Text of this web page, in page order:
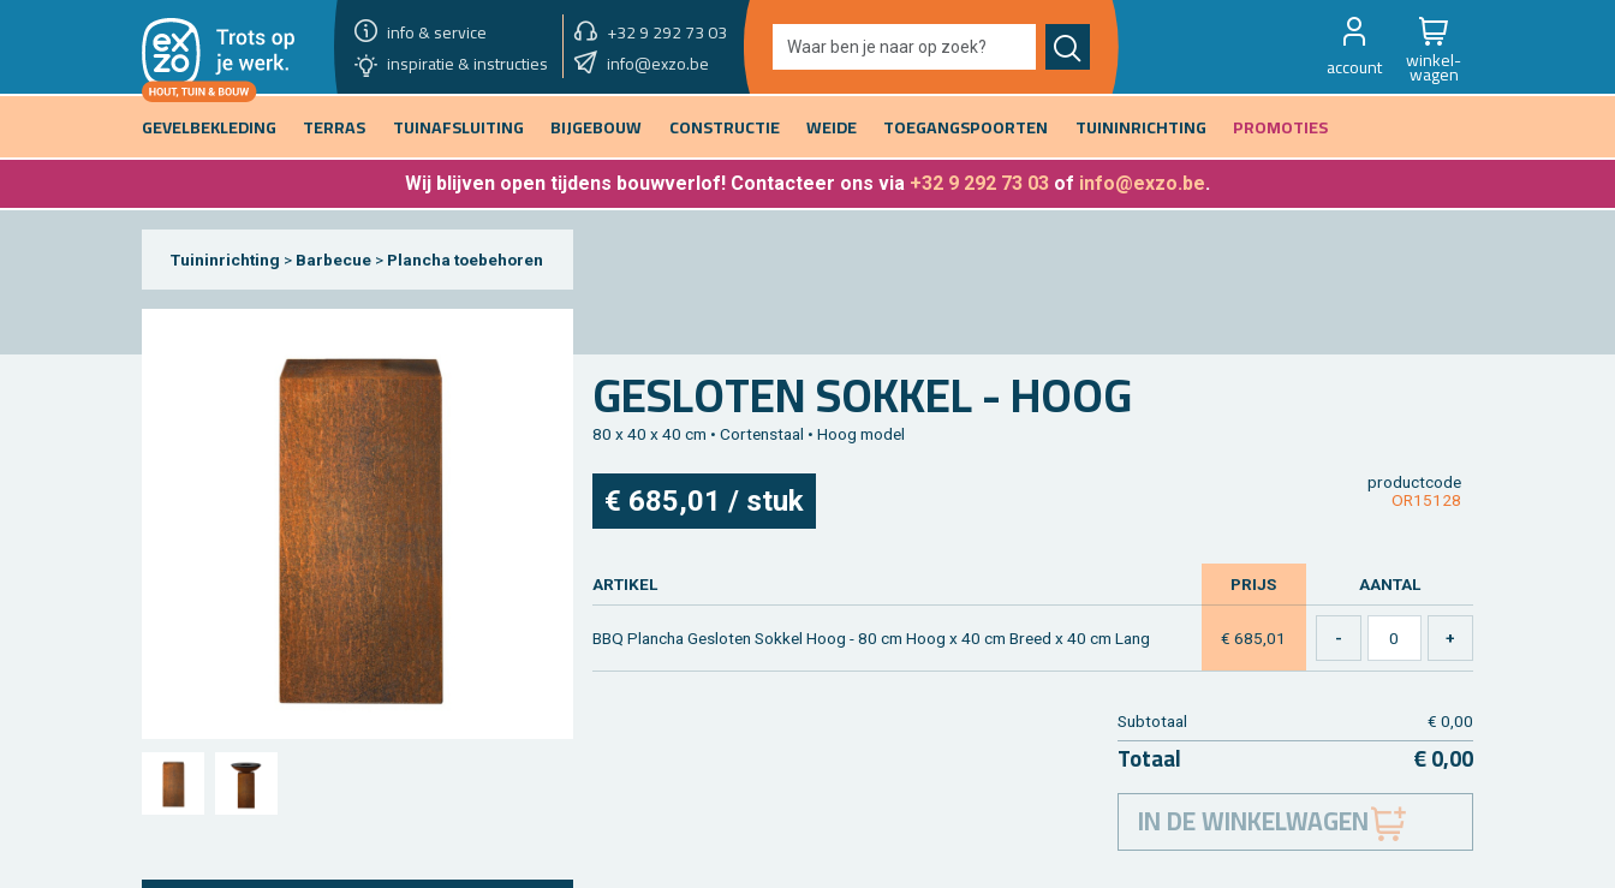
info & service +32 9 292 73 03
showroom vandaag
inspiratie & instructies
info@exzo.be 9u - 12u30 & 13u30 - 17u account winkel-
wagen
GEVELBEKLEDING
TERRAS TUINAFSLUITING BIJGEBOUW CONSTRUCTIE WEIDE TOEGANGSPOORTEN TUININRICHTING PROMOTIES
Wij blijven open tijdens bouwverlof! Contacteer ons via +32 9 292 73 03 of info@exzo.be.
Tuininrichting > Barbecue > Plancha toebehoren
GE­SLO­TEN SOK­KEL - HOOG
80 x 40 x 40 cm • Cor­ten­staal • Hoog model
€ 685,01 / stuk
product­code
OR15128
AR­TI­KEL PRIJS AAN­TAL
BBQ Plan­cha Ge­slo­ten Sok­kel Hoog - 80 cm Hoog x 40 cm Breed x 40 cm Lang € 685,01
Sub­to­taal € 0,00
To­taal € 0,00
IN DE WINKELWAGEN